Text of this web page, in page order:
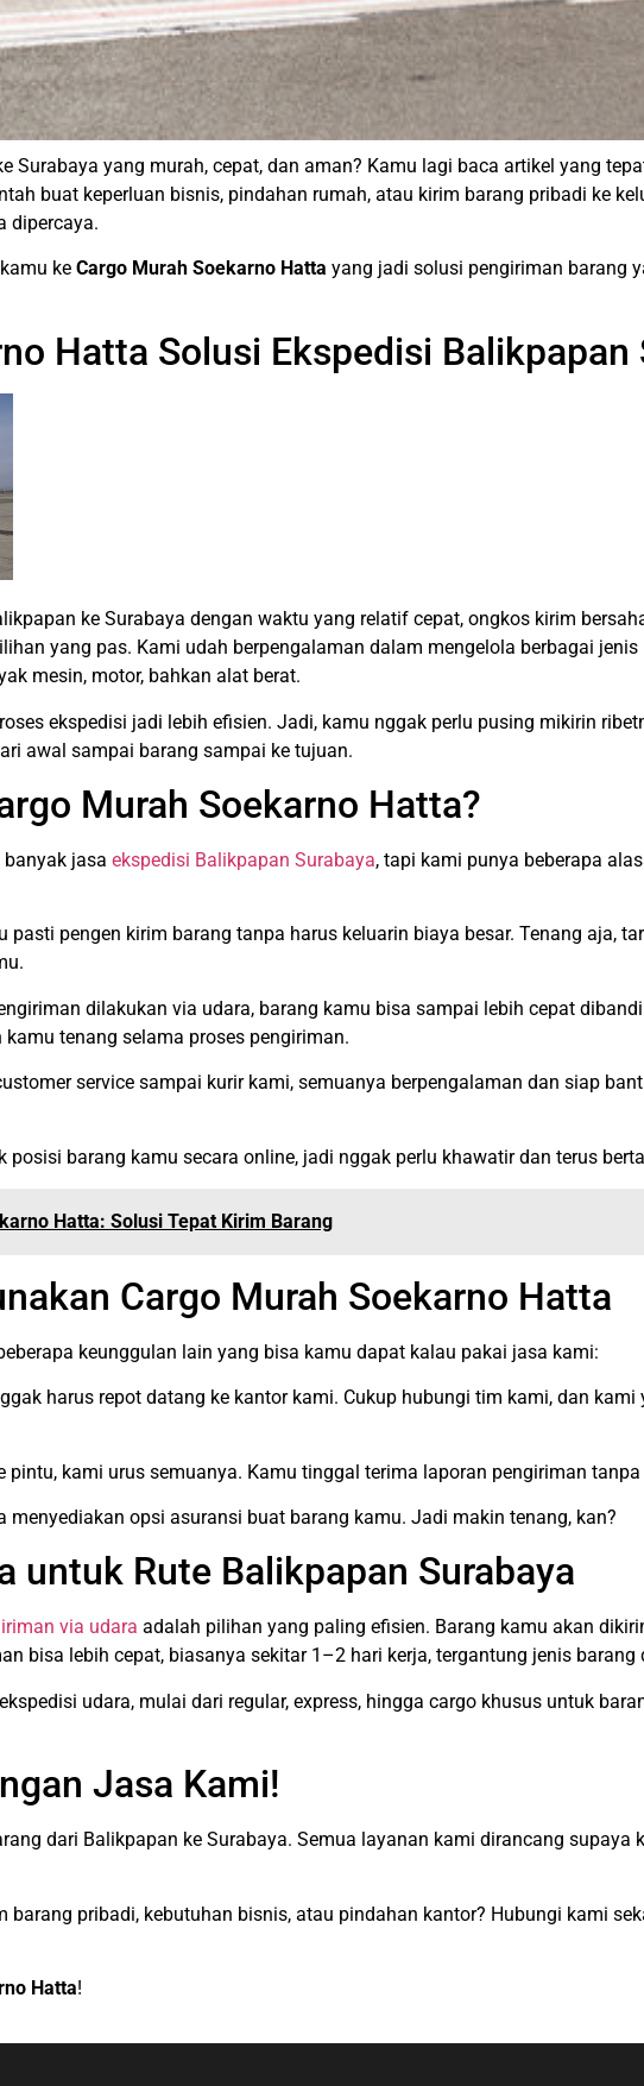
Surabaya yang murah, cepat, dan aman? Kamu lagi baca artikel yang
buat keperluan bisnis, pindahan rumah, atau kirim barang pribadi ke
dipercaya.
ke Cargo Murah Soekarno Hatta yang jadi solusi pengiriman barang
Hatta Solusi Ekspedisi Balikpapan
ke Surabaya dengan waktu yang relatif cepat, ongkos kirim
yang pas. Kami udah berpengalaman dalam mengelola berbagai
mesin, motor, bahkan alat berat.
ekspedisi jadi lebih efisien. Jadi, kamu nggak perlu pusing mikirin
awal sampai barang sampai ke tujuan.
Murah Soekarno Hatta?
jasa ekspedisi Balikpapan Surabaya, tapi kami punya beberapa
pasti pengen kirim barang tanpa harus keluarin biaya besar. Tenang aja,
dilakukan via udara, barang kamu bisa sampai lebih cepat
tenang selama proses pengiriman.
service sampai kurir kami, semuanya berpengalaman dan siap
posisi barang kamu secara online, jadi nggak perlu khawatir dan terus
Hatta: Solusi Tepat Kirim Barang
Cargo Murah Soekarno Hatta
keunggulan lain yang bisa kamu dapat kalau pakai jasa kami:
harus repot datang ke kantor kami. Cukup hubungi tim kami, dan
pintu, kami urus semuanya. Kamu tinggal terima laporan pengiriman tanpa
menyediakan opsi asuransi buat barang kamu. Jadi makin tenang, kan?
untuk Rute Balikpapan Surabaya
via udara adalah pilihan yang paling efisien. Barang kamu akan
bisa lebih cepat, biasanya sekitar 1–2 hari kerja, tergantung jenis barang
udara, mulai dari regular, express, hingga cargo khusus untuk
Jasa Kami!
dari Balikpapan ke Surabaya. Semua layanan kami dirancang supaya
barang pribadi, kebutuhan bisnis, atau pindahan kantor? Hubungi kami
Hatta!